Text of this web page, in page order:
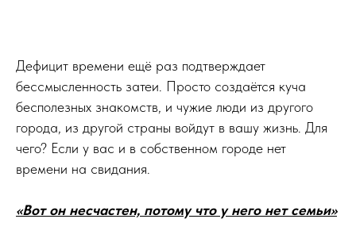
Дефицит времени ещё раз подтверждает
бессмысленность затеи. Просто создаётся куча
бесполезных знакомств, и чужие люди из другого
города, из другой страны войдут в вашу жизнь. Для
чего? Если у вас и в собственном городе нет
времени на свидания.
«Вот он несчастен, потому что у него нет семьи»